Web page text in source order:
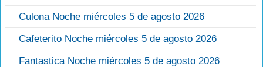
Culona Noche miércoles 5 de agosto 2026
Cafeterito Noche miércoles 5 de agosto 2026
Fantastica Noche miércoles 5 de agosto 2026